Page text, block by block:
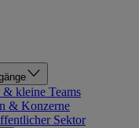
kleine Teams
& Konzerne
Sektor